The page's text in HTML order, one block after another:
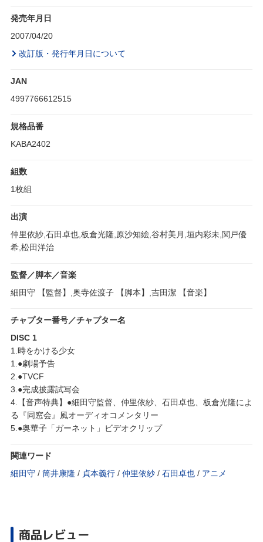
発売年月日
2007/04/20
改訂版・発行年月日について
JAN
4997766612515
規格品番
KABA2402
組数
1枚組
出演
仲里依紗,石田卓也,板倉光隆,原沙知絵,谷村美月,垣内彩未,関戸優
希,松田洋治
監督／脚本／音楽
細田守 【監督】,奥寺佐渡子 【脚本】,吉田潔 【音楽】
チャプター番号／チャプター名
DISC 1
1.時をかける少女
1.●劇場予告
2.●TVCF
3.●完成披露試写会
4.【音声特典】●細田守監督、仲里依紗、石田卓也、板倉光隆によ
る『同窓会』風オーディオコメンタリー
5.●奥華子「ガーネット」ビデオクリップ
関連ワード
細田守 / 筒井康隆 / 貞本義行 / 仲里依紗 / 石田卓也 / アニメ
商品レビュー